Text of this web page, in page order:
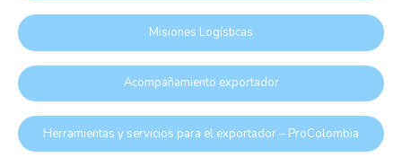
Misiones Logísticas
Acompañamiento exportador
Herramientas y servicios para el exportador – ProColombia